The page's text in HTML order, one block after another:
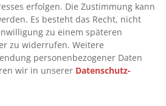
erfolgen. Die Zustimmung kann
Es besteht das Recht, nicht
zu einem späteren
zu widerrufen. Weitere
personenbezogener Daten
wir in unserer Daten­schutz­